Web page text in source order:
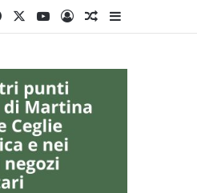
FacebookYou Tube
AccediUn articolo a
Barra